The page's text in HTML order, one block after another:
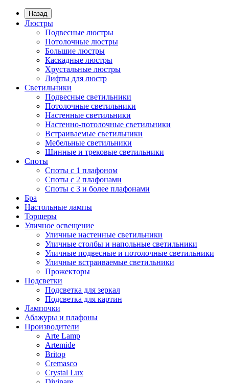
Назад
Люстры
Подвесные люстры
Потолочные люстры
Большие люстры
Каскадные люстры
Хрустальные люстры
Лифты для люстр
Светильники
Подвесные светильники
Потолочные светильники
Настенные светильники
Настенно-потолочные светильники
Встраиваемые светильники
Мебельные светильники
Шинные и трековые светильники
Споты
Споты с 1 плафоном
Споты с 2 плафонами
Споты с 3 и более плафонами
Бра
Настольные лампы
Торшеры
Уличное освещение
Уличные настенные светильники
Уличные столбы и напольные светильники
Уличные подвесные и потолочные светильники
Уличные встраиваемые светильники
Прожекторы
Подсветки
Подсветка для зеркал
Подсветка для картин
Лампочки
Абажуры и плафоны
Производители
Arte Lamp
Artemide
Britop
Cremasco
Crystal Lux